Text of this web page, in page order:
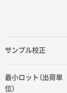
サンプル校正
最小ロット（出荷単
位）